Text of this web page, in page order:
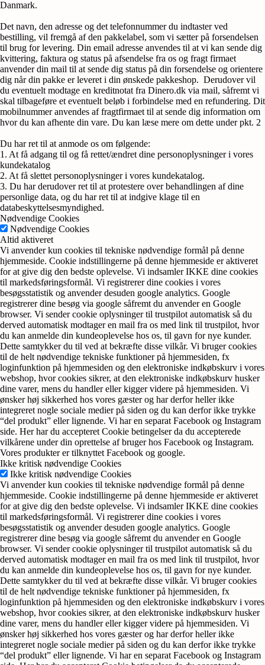
Danmark.
Det navn, den adresse og det telefonnummer du indtaster ved
bestilling, vil fremgå af den pakkelabel, som vi sætter på forsendelsen
til brug for levering. Din email adresse anvendes til at vi kan sende dig
kvittering, faktura og status på afsendelse fra os og fragt firmaet
anvender din mail til at sende dig status på din forsendelse og orientere
dig når din pakke er leveret i din ønskede pakkeshop. Derudover vil
du eventuelt modtage en kreditnotat fra Dinero.dk via mail, såfremt vi
skal tilbageføre et eventuelt beløb i forbindelse med en refundering. Dit
mobilnummer anvendes af fragtfirmaet til at sende dig information om
hvor du kan afhente din vare. Du kan læse mere om dette under pkt. 2
Du har ret til at anmode os om følgende:
1. At få adgang til og få rettet/ændret dine personoplysninger i vores
kundekatalog
2. At få slettet personoplysninger i vores kundekatalog.
3. Du har derudover ret til at protestere over behandlingen af dine
personlige data, og du har ret til at indgive klage til en
databeskyttelsesmyndighed.
Nødvendige Cookies
Nødvendige Cookies
Altid aktiveret
Vi anvender kun cookies til tekniske nødvendige formål på denne
hjemmeside. Cookie indstillingerne på denne hjemmeside er aktiveret
for at give dig den bedste oplevelse. Vi indsamler IKKE dine cookies
til markedsføringsformål. Vi registrerer dine cookies i vores
besøgsstatistik og anvender desuden google analytics. Google
registrerer dine besøg via google såfremt du anvender en Google
browser. Vi sender cookie oplysninger til trustpilot automatisk så du
derved automatisk modtager en mail fra os med link til trustpilot, hvor
du kan anmelde din kundeoplevelse hos os, til gavn for nye kunder.
Dette samtykker du til ved at bekræfte disse vilkår. Vi bruger cookies
til de helt nødvendige tekniske funktioner på hjemmesiden, fx
loginfunktion på hjemmesiden og den elektroniske indkøbskurv i vores
webshop, hvor cookies sikrer, at den elektroniske indkøbskurv husker
dine varer, mens du handler eller kigger videre på hjemmesiden. Vi
ønsker høj sikkerhed hos vores gæster og har derfor heller ikke
integreret nogle sociale medier på siden og du kan derfor ikke trykke
“del produkt” eller lignende. Vi har en separat Facebook og Instagram
side. Her har du accepteret Cookie betingelser da du accepterede
vilkårene under din oprettelse af bruger hos Facebook og Instagram.
Vores produkter er tilknyttet Facebook og google.
Ikke kritisk nødvendige Cookies
Ikke kritisk nødvendige Cookies
Vi anvender kun cookies til tekniske nødvendige formål på denne
hjemmeside. Cookie indstillingerne på denne hjemmeside er aktiveret
for at give dig den bedste oplevelse. Vi indsamler IKKE dine cookies
til markedsføringsformål. Vi registrerer dine cookies i vores
besøgsstatistik og anvender desuden google analytics. Google
registrerer dine besøg via google såfremt du anvender en Google
browser. Vi sender cookie oplysninger til trustpilot automatisk så du
derved automatisk modtager en mail fra os med link til trustpilot, hvor
du kan anmelde din kundeoplevelse hos os, til gavn for nye kunder.
Dette samtykker du til ved at bekræfte disse vilkår. Vi bruger cookies
til de helt nødvendige tekniske funktioner på hjemmesiden, fx
loginfunktion på hjemmesiden og den elektroniske indkøbskurv i vores
webshop, hvor cookies sikrer, at den elektroniske indkøbskurv husker
dine varer, mens du handler eller kigger videre på hjemmesiden. Vi
ønsker høj sikkerhed hos vores gæster og har derfor heller ikke
integreret nogle sociale medier på siden og du kan derfor ikke trykke
“del produkt” eller lignende. Vi har en separat Facebook og Instagram